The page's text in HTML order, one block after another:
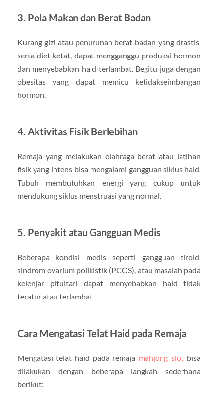
3. Pola Makan dan Berat Badan
Kurang gizi atau penurunan berat badan yang drastis,
serta diet ketat, dapat mengganggu produksi hormon
dan menyebabkan haid terlambat. Begitu juga dengan
obesitas yang dapat memicu ketidakseimbangan
hormon.
4. Aktivitas Fisik Berlebihan
Remaja yang melakukan olahraga berat atau latihan
fisik yang intens bisa mengalami gangguan siklus haid.
Tubuh membutuhkan energi yang cukup untuk
mendukung siklus menstruasi yang normal.
5. Penyakit atau Gangguan Medis
Beberapa kondisi medis seperti gangguan tiroid,
sindrom ovarium polikistik (PCOS), atau masalah pada
kelenjar pituitari dapat menyebabkan haid tidak
teratur atau terlambat.
Cara Mengatasi Telat Haid pada Remaja
Mengatasi telat haid pada remaja mahjong slotbisa
dilakukan dengan beberapa langkah sederhana
berikut: